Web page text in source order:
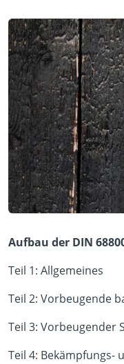
Aufbau der DIN
Teil 1: Allgemeines
Teil 2: Vorbeugende
Teil 3: Vorbeugender
Teil 4: Bekämpfungs-